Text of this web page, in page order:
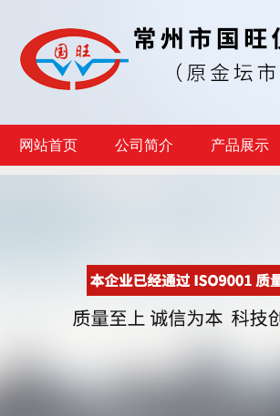
网站首页 公司简介 产品展示